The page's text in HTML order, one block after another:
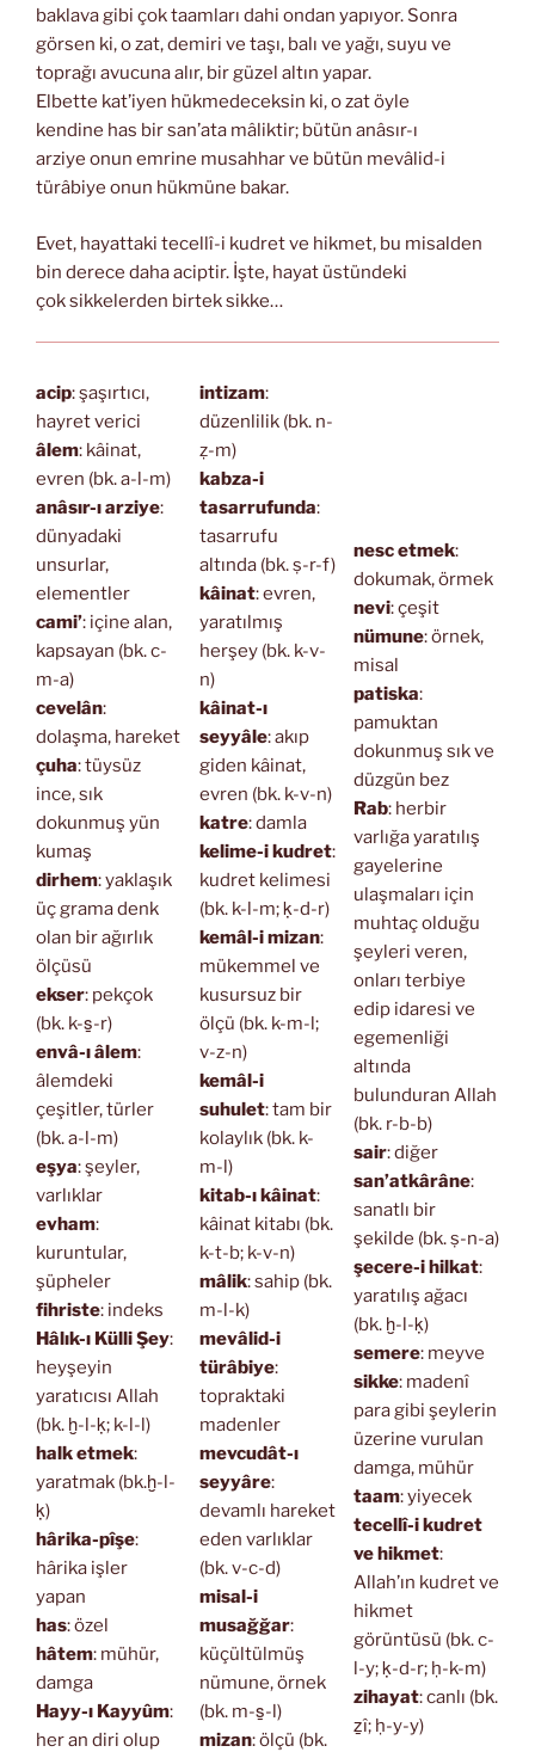
baklava gibi çok taamları dahi ondan yapıyor. Sonra
görsen ki, o zat, demiri ve taşı, balı ve yağı, suyu ve
toprağı avucuna alır, bir güzel altın yapar.
Elbette kat’iyen hükmedeceksin ki, o zat öyle
kendine has bir san’ata mâliktir; bütün anâsır-ı
arziye onun emrine musahhar ve bütün mevâlid-i
türâbiye onun hükmüne bakar.
Evet, hayattaki tecellî-i kudret ve hikmet, bu misalden
bin derece daha aciptir. İşte, hayat üstündeki
çok sikkelerden birtek sikke…
acip: şaşırtıcı,
hayret verici
âlem: kâinat,
evren (bk. a-l-m)
anâsır-ı arziye:
dünyadaki
unsurlar,
elementler
cami’: içine alan,
kapsayan (bk. c-
m-a)
cevelân:
dolaşma, hareket
çuha: tüysüz
ince, sık
dokunmuş yün
kumaş
dirhem: yaklaşık
üç grama denk
olan bir ağırlık
ölçüsü
ekser: pekçok
(bk. k-s̱-r)
envâ-ı âlem:
âlemdeki
çeşitler, türler
(bk. a-l-m)
eşya: şeyler,
varlıklar
evham:
kuruntular,
şüpheler
fihriste: indeks
Hâlık-ı Külli Şey:
heyşeyin
yaratıcısı Allah
(bk. ḫ-l-ḳ; k-l-l)
halk etmek:
yaratmak (bk.ḫ-l-
ḳ)
hârika-pîşe:
hârika işler
yapan
has: özel
hâtem: mühür,
damga
Hayy-ı Kayyûm:
her an diri olup
intizam:
düzenlilik (bk. n-
ẓ-m)
kabza-i
tasarrufunda:
tasarrufu
altında (bk. ṣ-r-f)
kâinat: evren,
yaratılmış
herşey (bk. k-v-
n)
kâinat-ı
seyyâle: akıp
giden kâinat,
evren (bk. k-v-n)
katre: damla
kelime-i kudret:
kudret kelimesi
(bk. k-l-m; ḳ-d-r)
kemâl-i mizan:
mükemmel ve
kusursuz bir
ölçü (bk. k-m-l;
v-z-n)
kemâl-i
suhulet: tam bir
kolaylık (bk. k-
m-l)
kitab-ı kâinat:
kâinat kitabı (bk.
k-t-b; k-v-n)
mâlik: sahip (bk.
m-l-k)
mevâlid-i
türâbiye:
topraktaki
madenler
mevcudât-ı
seyyâre:
devamlı hareket
eden varlıklar
(bk. v-c-d)
misal-i
musağğar:
küçültülmüş
nümune, örnek
(bk. m-s̱-l)
mizan: ölçü (bk.
nesc etmek:
dokumak, örmek
nevi: çeşit
nümune: örnek,
misal
patiska:
pamuktan
dokunmuş sık ve
düzgün bez
Rab: herbir
varlığa yaratılış
gayelerine
ulaşmaları için
muhtaç olduğu
şeyleri veren,
onları terbiye
edip idaresi ve
egemenliği
altında
bulunduran Allah
(bk. r-b-b)
sair: diğer
san’atkârâne:
sanatlı bir
şekilde (bk. ṣ-n-a)
şecere-i hilkat:
yaratılış ağacı
(bk. ḫ-l-ḳ)
semere: meyve
sikke: madenî
para gibi şeylerin
üzerine vurulan
damga, mühür
taam: yiyecek
tecellî-i kudret
ve hikmet:
Allah’ın kudret ve
hikmet
görüntüsü (bk. c-
l-y; ḳ-d-r; ḥ-k-m)
zihayat: canlı (bk.
ẕî; ḥ-y-y)